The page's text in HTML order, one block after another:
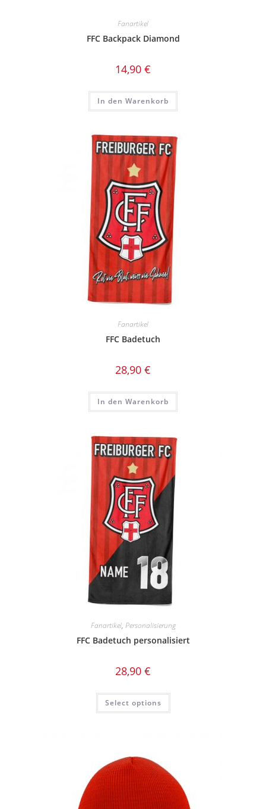
Fanartikel
FFC Backpack Diamond
14,90 €
In den Warenkorb
Fanartikel
FFC Badetuch
28,90 €
In den Warenkorb
Fanartikel, Personalisierung
FFC Badetuch personalisiert
28,90 €
Select options